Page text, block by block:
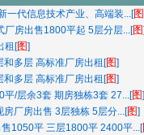
一代信息技术产业、高端装...[图
厂房出售1800平起 5层分层...[图
租[图]
多层 高标准厂房出租[图]
多层 高标准厂房出租[图]
/层余3套 期房独栋3套 27...[图]
厂房出售 3层独栋 5层分...[图]
1050平 三层1800平 2400平...[